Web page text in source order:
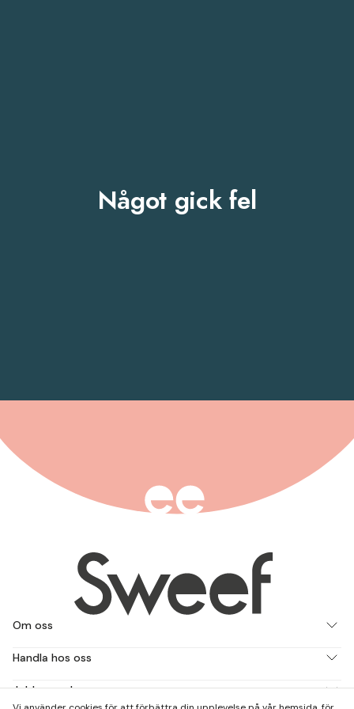
Något gick fel
Om oss
Handla hos oss
Jobba med oss